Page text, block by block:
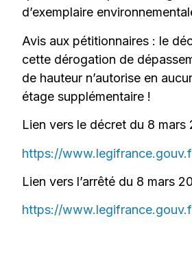
d’exemplaire
Avis aux pétitionnaires : le
cette dérogation de
de hauteur n’autorise en
étage supplémentaire !
Lien vers le décret du 8 mars
https://
Lien vers l’arrêté du 8 mars
https://